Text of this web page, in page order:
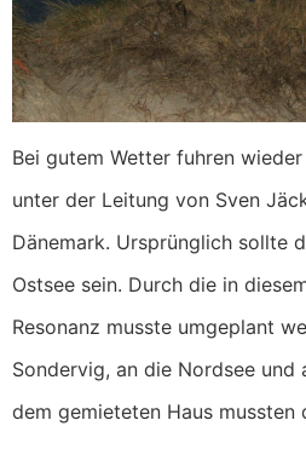
Bei gutem Wetter fuhren
unter der Leitung von Sven
Dänemark. Ursprünglich sollte
Ostsee sein. Durch die in
Resonanz musste umgeplant
Sondervig, an die Nordsee und
dem gemieteten Haus mussten